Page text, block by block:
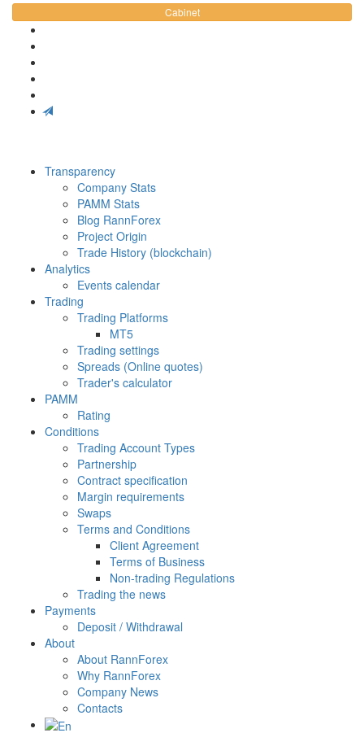
Cabinet
Transparency
Company Stats
PAMM Stats
Blog RannForex
Project Origin
Trade History (blockchain)
Analytics
Events calendar
Trading
Trading Platforms
MT5
Trading settings
Spreads (Online quotes)
Trader's calculator
PAMM
Rating
Conditions
Trading Account Types
Partnership
Contract specification
Margin requirements
Swaps
Terms and Conditions
Client Agreement
Terms of Business
Non-trading Regulations
Trading the news
Payments
Deposit / Withdrawal
About
About RannForex
Why RannForex
Company News
Contacts